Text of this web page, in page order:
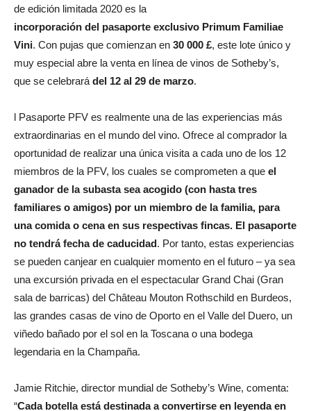
de edición limitada 2020 es la
incorporación del pasaporte exclusivo Primum Familiae
Vini. Con pujas que comienzan en 30 000 £, este lote único y
muy especial abre la venta en línea de vinos de Sotheby’s,
que se celebrará del 12 al 29 de marzo.
l Pasaporte PFV es realmente una de las experiencias más
extraordinarias en el mundo del vino. Ofrece al comprador la
oportunidad de realizar una única visita a cada uno de los 12
miembros de la PFV, los cuales se comprometen a que el
ganador de la subasta sea acogido (con hasta tres
familiares o amigos) por un miembro de la familia, para
una comida o cena en sus respectivas fincas. El pasaporte
no tendrá fecha de caducidad. Por tanto, estas experiencias
se pueden canjear en cualquier momento en el futuro – ya sea
una excursión privada en el espectacular Grand Chai (Gran
sala de barricas) del Château Mouton Rothschild en Burdeos,
las grandes casas de vino de Oporto en el Valle del Duero, un
viñedo bañado por el sol en la Toscana o una bodega
legendaria en la Champaña.
Jamie Ritchie, director mundial de Sotheby’s Wine, comenta:
“Cada botella está destinada a convertirse en leyenda en